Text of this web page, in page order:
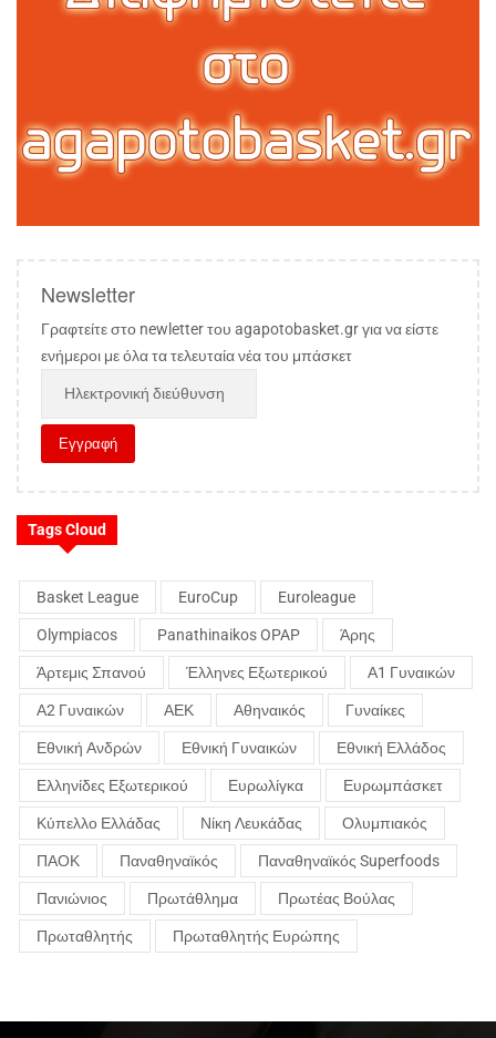
Newsletter
Γραφτείτε στο newletter του agapotobasket.gr για να είστε
ενήμεροι με όλα τα τελευταία νέα του μπάσκετ
Tags Cloud
Basket League EuroCup Euroleague
Olympiacos Panathinaikos OPAP Άρης
Άρτεμις Σπανού Έλληνες Εξωτερικού Α1 Γυναικών
Α2 Γυναικών ΑΕΚ Αθηναικός Γυναίκες
Εθνική Ανδρών Εθνική Γυναικών Εθνική Ελλάδος
Ελληνίδες Εξωτερικού Ευρωλίγκα Ευρωμπάσκετ
Κύπελλο Ελλάδας Νίκη Λευκάδας Ολυμπιακός
ΠΑΟΚ Παναθηναϊκός Παναθηναϊκός Superfoods
Πανιώνιος Πρωτάθλημα Πρωτέας Βούλας
Πρωταθλητής Πρωταθλητής Ευρώπης